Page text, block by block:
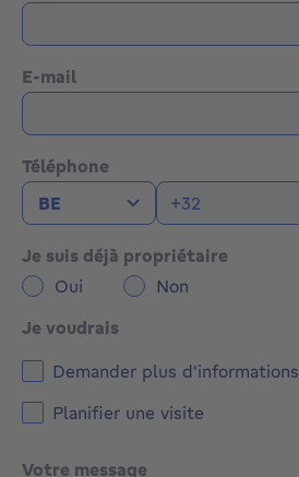
E-mail
Téléphone
Je suis déjà propriétaire
Oui
Non
Je voudrais
Demander plus d'informations
Planifier une visite
Votre message